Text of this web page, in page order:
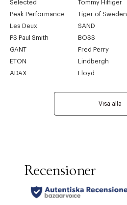
Selected
Tommy Hilfiger
Peak Performance
Tiger of Sweden
Les Deux
SAND
PS Paul Smith
BOSS
GANT
Fred Perry
ETON
Lindbergh
ADAX
Lloyd
Visa alla